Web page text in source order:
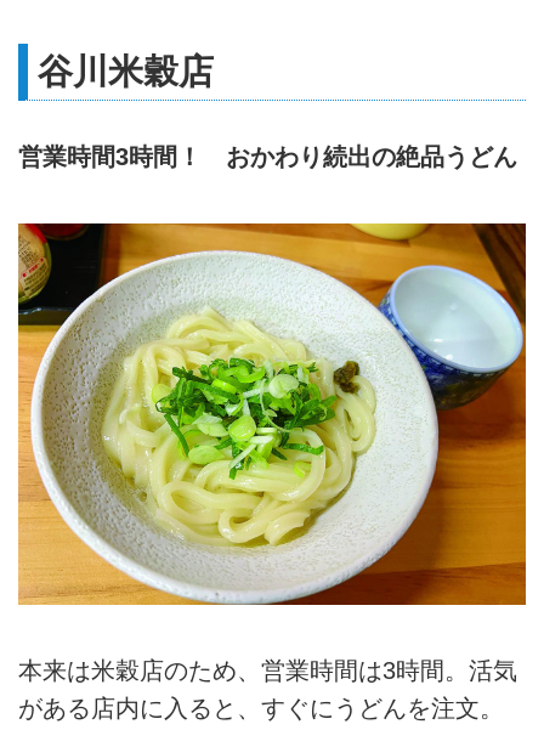
谷川米穀店
営業時間3時間！ おかわり続出の絶品うどん
本来は米穀店のため、営業時間は3時間。活気
がある店内に入ると、すぐにうどんを注文。